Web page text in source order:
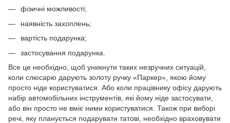
фізичні можливості;
наявність захоплень;
вартість подарунка;
застосування подарунка.
Все це необхідно, щоб уникнути таких незручних ситуацій,
коли слюсарю дарують золоту ручку «Паркер», якою йому
просто ніде користуватися. Або коли працівнику офісу дарують
набір автомобільних інструментів, які йому ніде застосувати,
або він просто не вміє ними користуватися. Також при виборі
речі, яку планується подарувати татові, необхідно враховувати